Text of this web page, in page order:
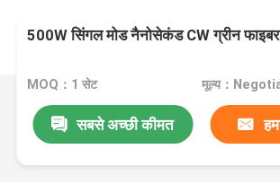
500W सिंगल मोड नैनोसेकंड CW ग्रीन
MOQ：1 सेट मूल्य：
सबसे अच्छी कीमत